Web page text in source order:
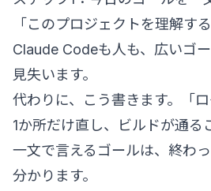
「このプロジェクトを理解す
Claude Codeも人も、広いゴ
見失います。
代わりに、こう書きます。「
1か所だけ直し、ビルドが通る
一文で言えるゴールは、終わ
分かります。